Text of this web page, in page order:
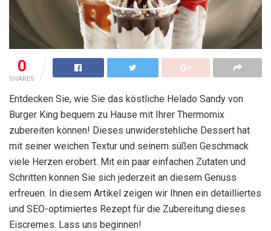
0
SHARES
Entdecken Sie, wie Sie das köstliche Helado Sandy von
Burger King bequem zu Hause mit Ihrer Thermomix
zubereiten können! Dieses unwiderstehliche Dessert hat
mit seiner weichen Textur und seinem süßen Geschmack
viele Herzen erobert. Mit ein paar einfachen Zutaten und
Schritten können Sie sich jederzeit an diesem Genuss
erfreuen. In diesem Artikel zeigen wir Ihnen ein detailliertes
und SEO-optimiertes Rezept für die Zubereitung dieses
Eiscremes. Lass uns beginnen!